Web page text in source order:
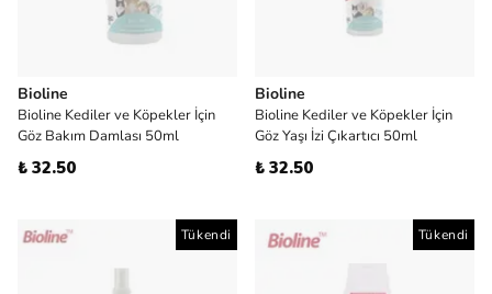
Bioline
Bioline Kediler ve Köpekler İçin
Göz Bakım Damlası 50ml
₺ 32.50
Bioline
Bioline Kediler ve Köpekler İçin
Göz Yaşı İzi Çıkartıcı 50ml
₺ 32.50
Tükendi Tükendi